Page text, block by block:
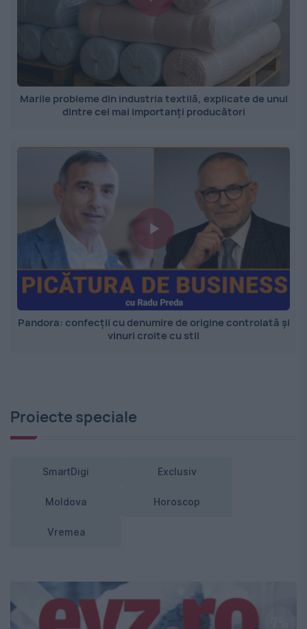
Marile probleme din industria textilă, explicate de unul
dintre cei mai importanți producători
Pandora: confecții cu denumire de origine controlată și
vinuri croite cu stil
Proiecte speciale
SmartDigi Exclusiv
Moldova Horoscop
Vremea